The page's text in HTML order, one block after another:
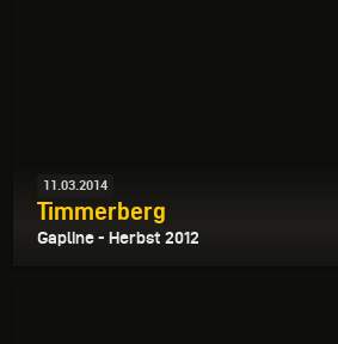
11.03.2014
Timmerberg
Gapline - Herbst 2012